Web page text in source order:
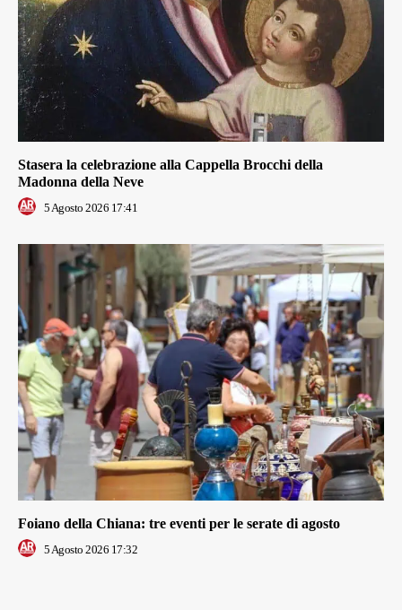
Stasera la celebrazione alla Cappella Brocchi della
Madonna della Neve
5 Agosto 2026 17:41
Foiano della Chiana: tre eventi per le serate di agosto
5 Agosto 2026 17:32